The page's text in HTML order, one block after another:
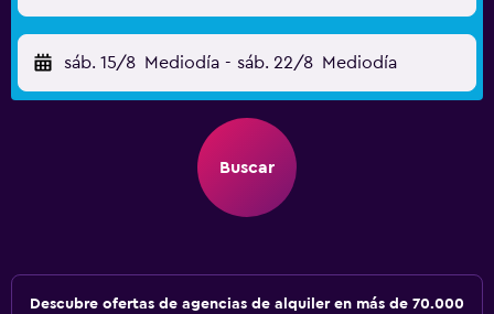
sáb. 15/8 Mediodía - sáb. 22/8 Mediodía
Buscar
Descubre ofertas de agencias de alquiler en más de 70.000